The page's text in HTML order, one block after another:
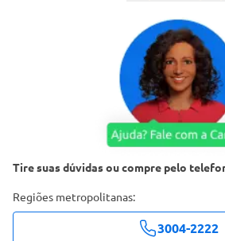
Tire suas dúvidas ou compre pelo
Regiões metropolitanas:
3004-2222